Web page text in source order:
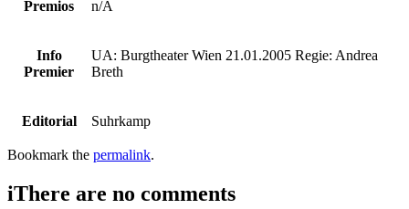
Premios n/A
Info
Premier
UA: Burgtheater Wien 21.01.2005 Regie: Andrea
Breth
Editorial Suhrkamp
Bookmark the permalink.
iThere are no comments